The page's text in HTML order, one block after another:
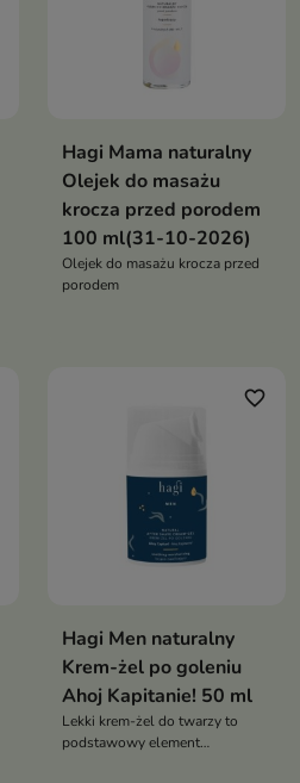
Hagi Mama naturalny
Olejek do masażu
krocza przed porodem
100 ml(31-10-2026)
Olejek do masażu krocza przed
porodem
favorite_border
Hagi Men naturalny
Krem-żel po goleniu
Ahoj Kapitanie! 50 ml
Lekki krem-żel do twarzy to
podstawowy element